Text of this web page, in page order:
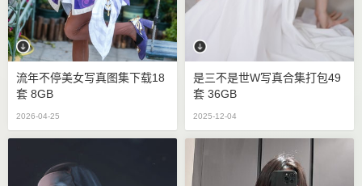
流年不停美女写真图集下载18
套 8GB
2026-04-25
是三不是世w写真合集打包49
套 36GB
2025-12-04